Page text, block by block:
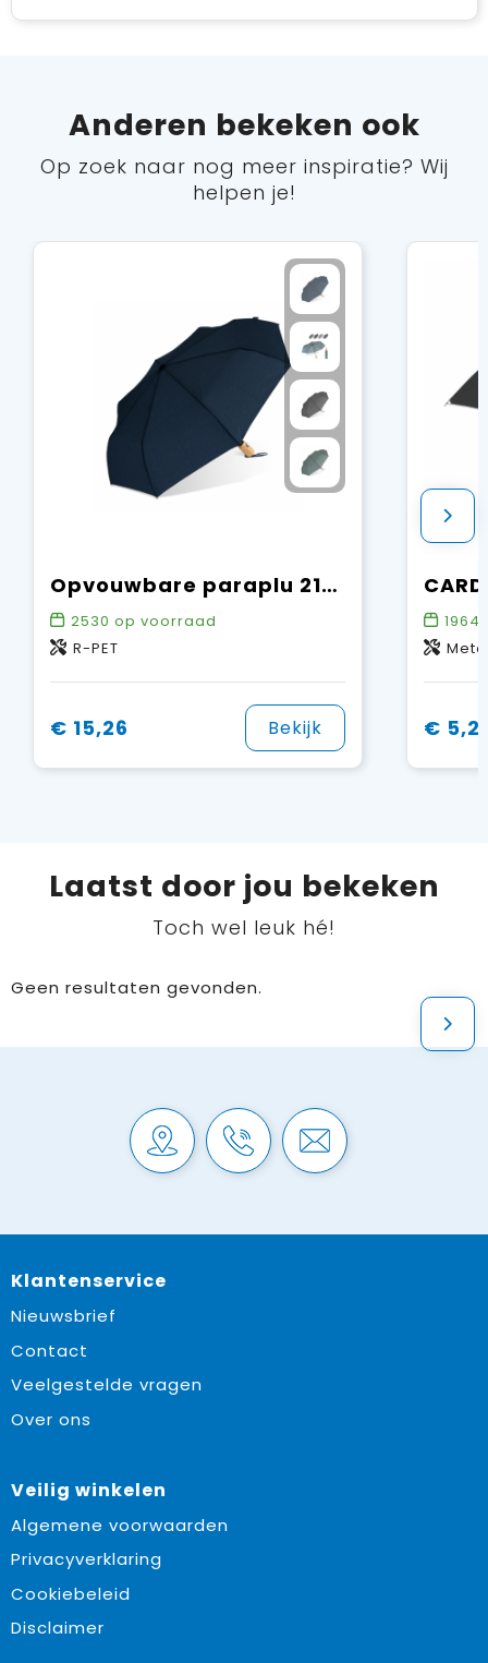
Anderen bekeken ook
Op zoek naar nog meer inspiratie? Wij
helpen je!
Opvouwbare paraplu 21” R-PET auto open
2530 op voorraad
R-PET
€ 15,26 Bekijk € 5,21
Laatst door jou bekeken
Toch wel leuk hé!
Geen resultaten gevonden.
Klantenservice
Nieuwsbrief
Contact
Veelgestelde vragen
Over ons
Veilig winkelen
Algemene voorwaarden
Privacyverklaring
Cookiebeleid
Disclaimer